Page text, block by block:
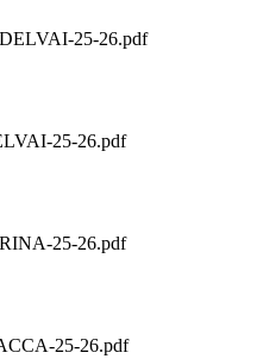
25-26.pdf
25-26.pdf
25-26.pdf
25-26.pdf